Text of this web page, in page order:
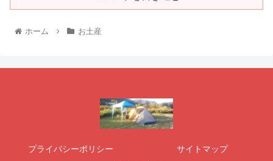
ホーム お土産
プライバシーポリシー
サイトマップ